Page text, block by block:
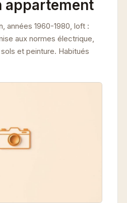
appartement
années 1960-1980, loft :
aux normes électrique,
et peinture. Habitués